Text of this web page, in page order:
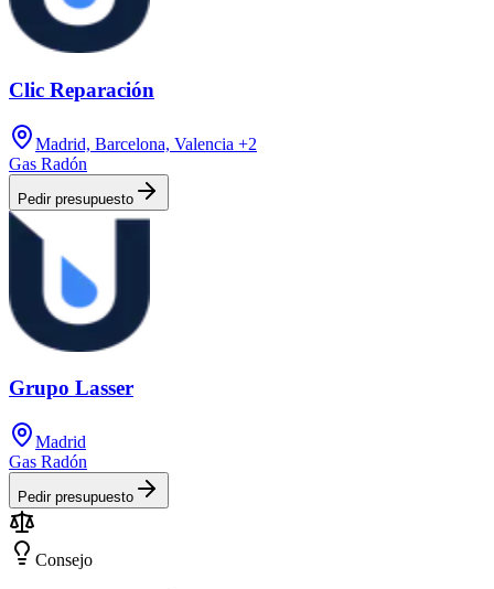
Clic Reparación
Madrid, Barcelona, Valencia +2
Gas Radón
Pedir presupuesto
Grupo Lasser
Madrid
Gas Radón
Pedir presupuesto
Consejo